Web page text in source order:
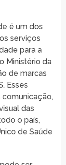
é um dos
serviços
para a
Ministério da
de marcas
Esses
das
o país,
de Saúde